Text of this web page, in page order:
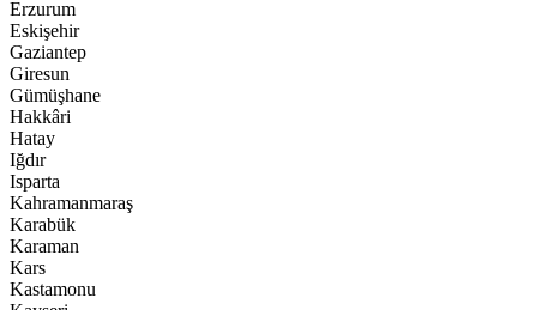
Erzurum
Eskişehir
Gaziantep
Giresun
Gümüşhane
Hakkâri
Hatay
Iğdır
Isparta
Kahramanmaraş
Karabük
Karaman
Kars
Kastamonu